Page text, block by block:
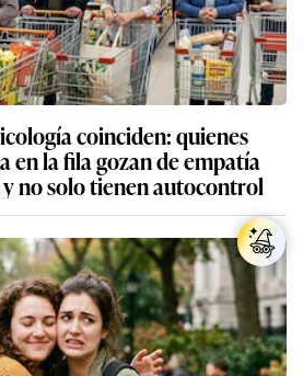
coinciden: quienes
en la fila gozan de empatía
no solo tienen autocontrol